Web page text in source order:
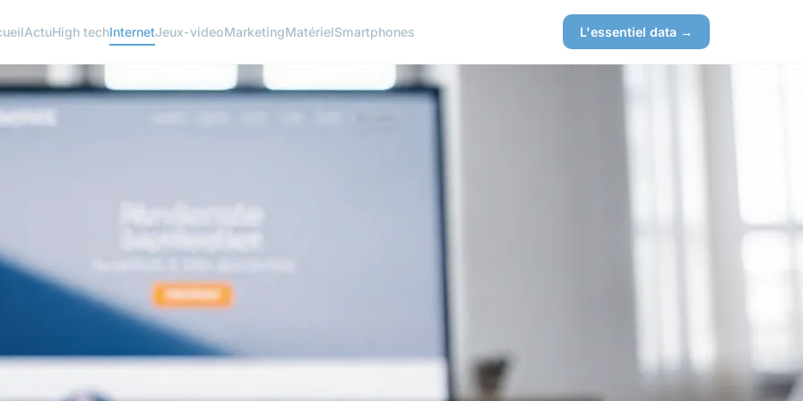
ActuHigh techInternetJeux-videoMarketingMatérielSmartphones L'essentiel data →